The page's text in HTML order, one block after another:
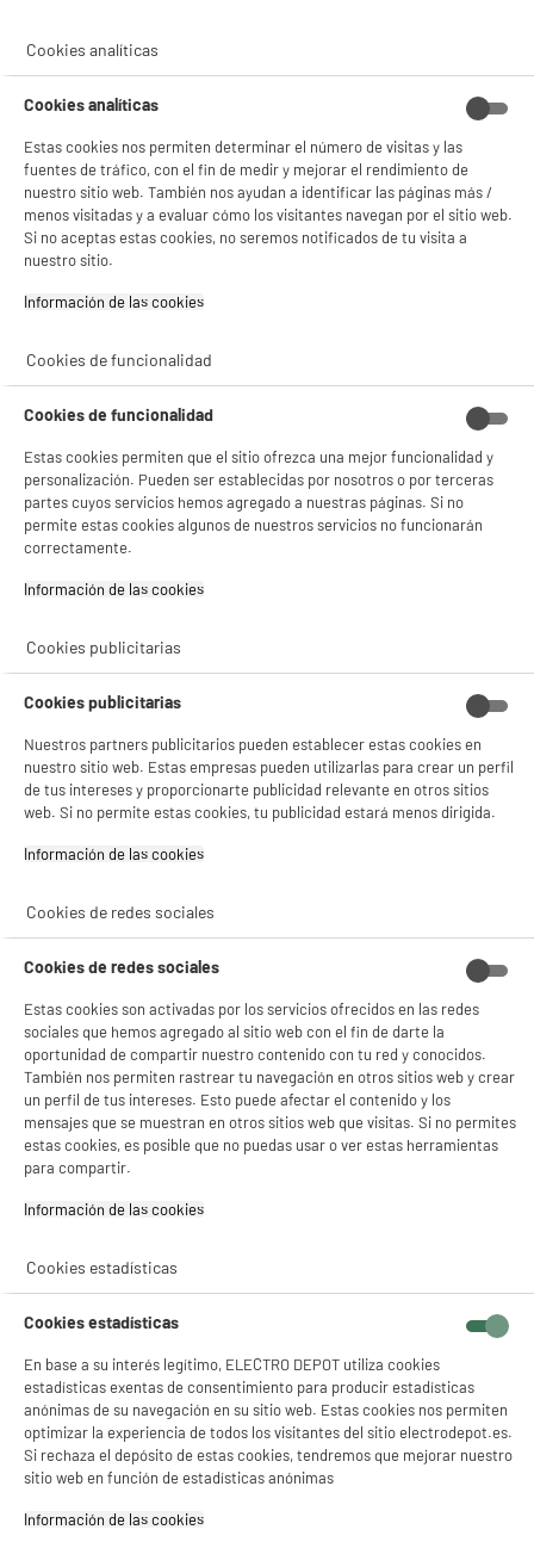
★★★★★
★★★★★
4.4/5(45)
campana integrada 589m3/h, VALBERG IH 4 HTB
Potencia de los quemadores : 10000 W
Mandos : Táctiles
549€96
Pago aplazos
ELECTROCHOLLOS
A
compare_product
Horno integrable convección VALBERG CO 76 C X
302C
Clase energética : A
Funciones : Convección natural / 4 modos de
ELECTROCHOLLOS
★★★★★
★★★★★
4.3/5(195)
compare_product
Placa 3 fuegos induccion Valberg IH 3 TB 342C -
Número de quemadores : 3
Pago aplazos
BY ELECTRODEPOT
★★★★★
★★★★★
4.6/5(953)
compare_product
96
59 €92
¡Buena visita!
Gestionar cookies
Cookies analíticas
Cookies analíticas
Estas cookies nos permiten determinar el número de visitas y las
fuentes de tráfico, con el fin de medir y mejorar el rendimiento de
nuestro sitio web. También nos ayudan a identificar las páginas más /
menos visitadas y a evaluar cómo los visitantes navegan por el sitio web.
Si no aceptas estas cookies, no seremos notificados de tu visita a
nuestro sitio.
Información de las cookies‎
Cookies de funcionalidad
Cookies de funcionalidad
Estas cookies permiten que el sitio ofrezca una mejor funcionalidad y
personalización. Pueden ser establecidas por nosotros o por terceras
partes cuyos servicios hemos agregado a nuestras páginas. Si no
permite estas cookies algunos de nuestros servicios no funcionarán
correctamente.
Información de las cookies‎
Cookies publicitarias
Cookies publicitarias
Nuestros partners publicitarios pueden establecer estas cookies en
nuestro sitio web. Estas empresas pueden utilizarlas para crear un perfil
de tus intereses y proporcionarte publicidad relevante en otros sitios
web. Si no permite estas cookies, tu publicidad estará menos dirigida.
Información de las cookies‎
Cookies de redes sociales
Cookies de redes sociales
Estas cookies son activadas por los servicios ofrecidos en las redes
sociales que hemos agregado al sitio web con el fin de darte la
oportunidad de compartir nuestro contenido con tu red y conocidos.
También nos permiten rastrear tu navegación en otros sitios web y crear
un perfil de tus intereses. Esto puede afectar el contenido y los
mensajes que se muestran en otros sitios web que visitas. Si no permites
estas cookies, es posible que no puedas usar o ver estas herramientas
para compartir.
Información de las cookies‎
Cookies estadísticas
Cookies estadísticas
En base a su interés legítimo, ELECTRO DEPOT utiliza cookies
estadísticas exentas de consentimiento para producir estadísticas
anónimas de su navegación en su sitio web. Estas cookies nos permiten
optimizar la experiencia de todos los visitantes del sitio electrodepot.es.
Si rechaza el depósito de estas cookies, tendremos que mejorar nuestro
sitio web en función de estadísticas anónimas
Información de las cookies‎